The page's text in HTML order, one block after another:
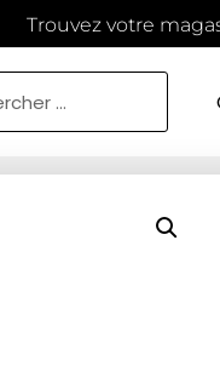
Trouvez votre